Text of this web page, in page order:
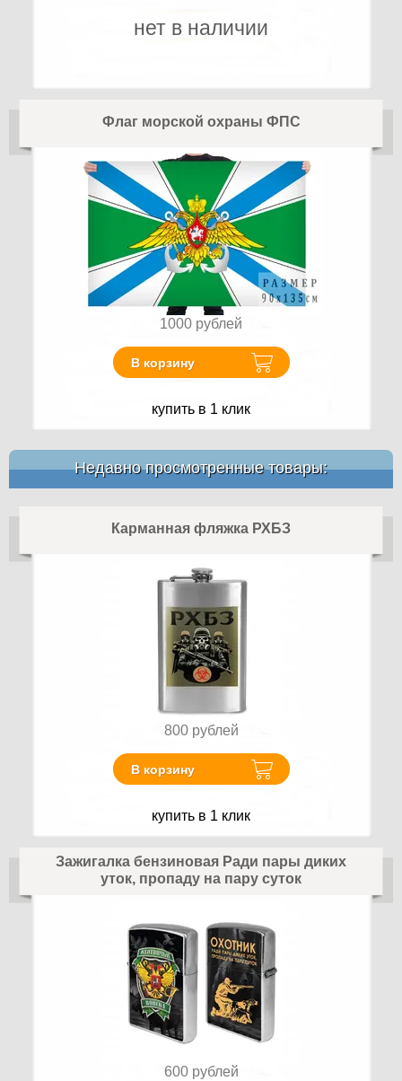
нет в наличии
Флаг морской охраны ФПС
1000 рублей
В корзину
купить в 1 клик
Недавно просмотренные товары:
Карманная фляжка РХБЗ
800 рублей
В корзину
купить в 1 клик
Зажигалка бензиновая Ради пары диких
уток, пропаду на пару суток
600 рублей